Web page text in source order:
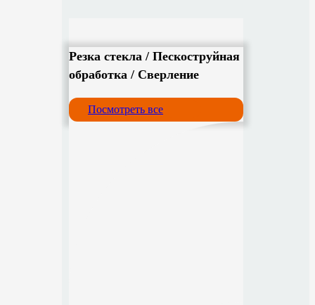
Резка стекла / Пескоструйная
обработка / Сверление
Посмотреть все